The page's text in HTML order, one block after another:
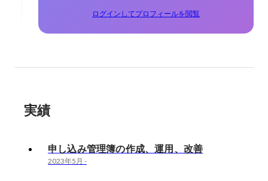
ログインしてプロフィールを閲覧
実績
申し込み管理簿の作成、運用、改善
2023年5月 -